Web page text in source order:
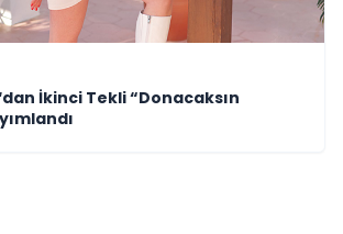
İkinci Tekli “Donacaksın